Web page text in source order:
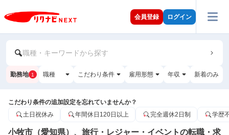
会員登録 ログイン
職種・キーワードから探す
勤務地 1 職種 こだわり条件 雇用形態 年収 新着のみ
こだわり条件の追加設定を忘れていませんか？
土日祝休み
年間休日120日以上 完全週休2日制 学歴
小牧市（愛知県）、旅行・レジャー・イベントの転職・求